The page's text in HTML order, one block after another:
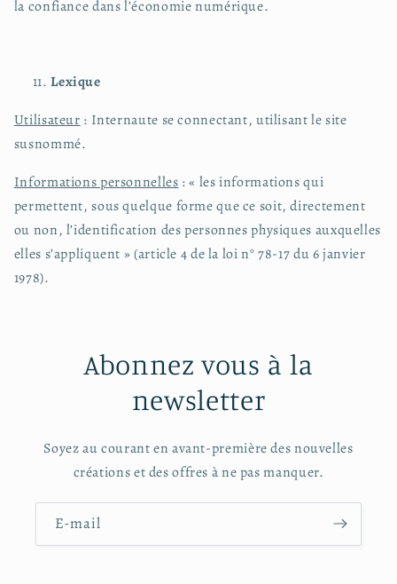
la confiance dans l’économie numérique.
Lexique
Utilisateur : Internaute se connectant, utilisant le site
susnommé.
Informations personnelles : « les informations qui
permettent, sous quelque forme que ce soit, directement
ou non, l’identification des personnes physiques auxquelles
elles s’appliquent » (article 4 de la loi n° 78-17 du 6 janvier
1978).
Abonnez vous à la
newsletter
Soyez au courant en avant-première des nouvelles
créations et des offres à ne pas manquer.
E-mail